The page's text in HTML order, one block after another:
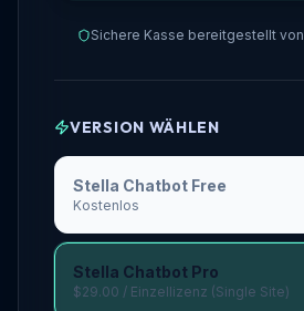
Sichere Kasse bereitgestellt von
VERSION WÄHLEN
Stella Chatbot Free
Kostenlos
Stella Chatbot Pro
$29.00 / Einzellizenz (Single Site)